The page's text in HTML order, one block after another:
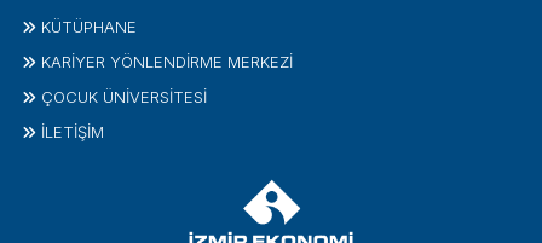
KÜTÜPHANE
KARİYER YÖNLENDİRME MERKEZİ
ÇOCUK ÜNIVERSITESI
İLETIŞIM